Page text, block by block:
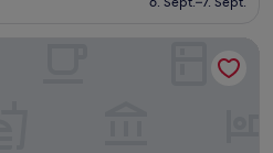
St. Petersburg